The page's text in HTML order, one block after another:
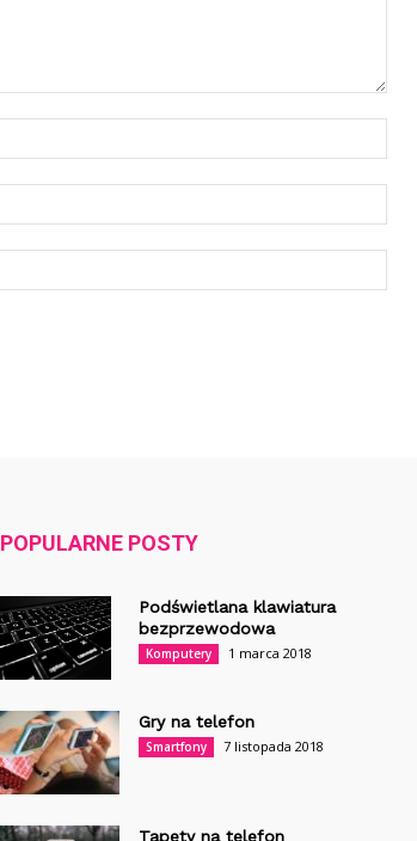
POPULARNE POSTY
Podświetlana klawiatura
bezprzewodowa
Komputery 1 marca 2018
Gry na telefon
Smartfony 7 listopada 2018
Tapety na telefon